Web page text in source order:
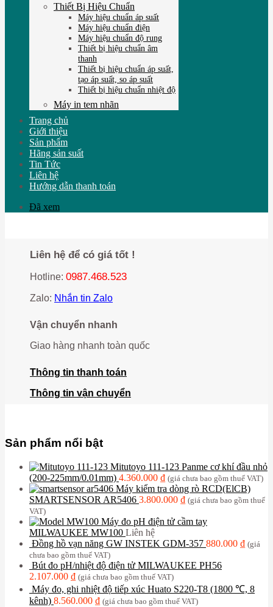
Thiết Bị Hiệu Chuẩn
Máy hiệu chuẩn áp suất
Máy hiệu chuẩn điện
Máy hiệu chuẩn độ rung
Thiết bị hiệu chuẩn âm
thanh
Thiết bị hiệu chuẩn áp suất,
tạo áp suất, so áp suất
Thiết bị hiệu chuẩn nhiệt độ
Máy in tem nhãn
Trang chủ
Giới thiệu
Sản phẩm
Hãng sản suất
Tin Tức
Liên hệ
Hướng dẫn thanh toán
Đã xem
Liên hệ để có giá tốt !
Hotline: 0987.468.523
Zalo: Nhắn tin Zalo
Vận chuyển nhanh
Giao hàng nhanh toàn quốc
Thông tin thanh toán
Thông tin vận chuyển
Sản phẩm nổi bật
Mitutoyo 111-123 Panme cơ khí đầu nhỏ
(200-225mm/0.01mm) 4.360.000 ₫ (giá chưa bao gồm thuế VAT)
Máy kiểm tra dòng rò RCD(ElCB)
SMARTSENSOR AR5406 3.800.000 ₫ (giá chưa bao gồm thuế
VAT)
Máy đo pH điện tử cầm tay
MILWAUKEE MW100 Liên hệ
Đồng hồ vạn năng GW INSTEK GDM-357 880.000 ₫ (giá
chưa bao gồm thuế VAT)
Bút đo pH/nhiệt độ điện tử MILWAUKEE PH56
2.107.000 ₫ (giá chưa bao gồm thuế VAT)
Máy đo, ghi nhiệt độ tiếp xúc Huato S220-T8 (1800 ℃, 8
kênh) 8.560.000 ₫ (giá chưa bao gồm thuế VAT)